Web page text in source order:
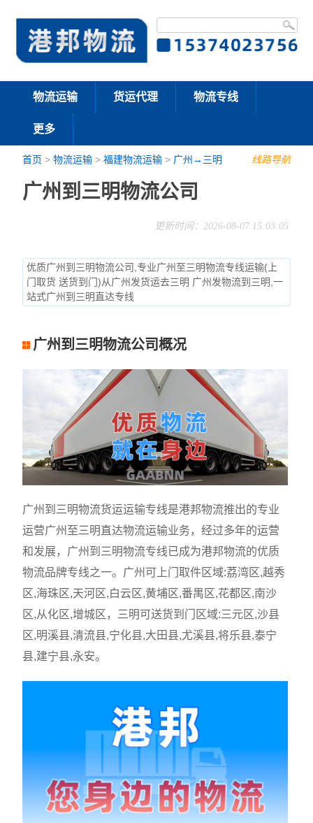
物流运输 货运代理 物流专线
更多
线路导航
首页 >物流运输 >福建物流运输 > 广州→三明
广州到三明物流公司
更新时间：2026-08-07 15:03:05
优质广州到三明物流公司,专业广州至三明物流专线运输(上
门取货 送货到门)从广州发货运去三明 广州发物流到三明,一
站式广州到三明直达专线
广州到三明物流公司概况
广州到三明物流货运运输专线是港邦物流推出的专业
运营广州至三明直达物流运输业务，经过多年的运营
和发展，广州到三明物流专线已成为港邦物流的优质
物流品牌专线之一。广州可上门取件区域:荔湾区,越秀
区,海珠区,天河区,白云区,黄埔区,番禺区,花都区,南沙
区,从化区,增城区，三明可送货到门区域:三元区,沙县
区,明溪县,清流县,宁化县,大田县,尤溪县,将乐县,泰宁
县,建宁县,永安。